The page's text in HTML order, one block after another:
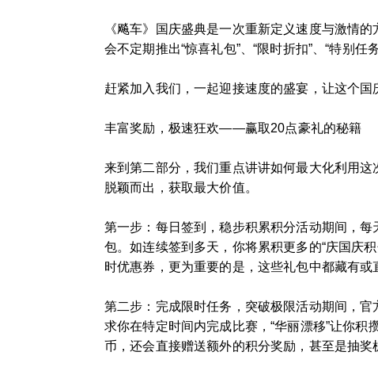
《飚车》国庆盛典是一次重新定义速度与激情
会不定期推出“惊喜礼包”、“限时折扣”、“特别
赶紧加入我们，一起迎接速度的盛宴，让这个国
丰富奖励，极速狂欢——赢取20点豪礼的秘籍
来到第二部分，我们重点讲讲如何最大化利用
脱颖而出，获取最大价值。
第一步：每日签到，稳步积累积分活动期间，
包。如连续签到多天，你将累积更多的“庆国庆
时优惠券，更为重要的是，这些礼包中都藏有或
第二步：完成限时任务，突破极限活动期间，
求你在特定时间内完成比赛，“华丽漂移”让你
币，还会直接赠送额外的积分奖励，甚至是抽奖